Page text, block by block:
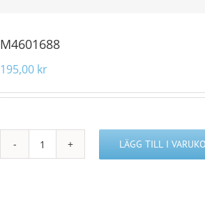
M4601688
195,00 kr
M4601688
LÄGG TILL I